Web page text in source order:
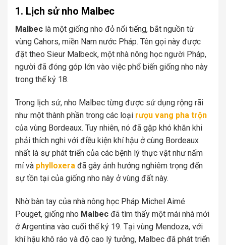
1. Lịch sử nho Malbec
Malbec là một giống nho đỏ nổi tiếng, bắt nguồn từ
vùng Cahors, miền Nam nước Pháp. Tên gọi này được
đặt theo Sieur Malbeck, một nhà nông học người Pháp,
người đã đóng góp lớn vào việc phổ biến giống nho này
trong thế kỷ 18.
Trong lịch sử, nho Malbec từng được sử dụng rộng rãi
như một thành phần trong các loại rượu vang pha trộn
của vùng Bordeaux. Tuy nhiên, nó đã gặp khó khăn khi
phải thích nghi với điều kiện khí hậu ở cùng Bordeaux
nhất là sự phát triển của các bệnh lý thực vật như nấm
mí và phylloxera đã gây ảnh hưởng nghiêm trọng đến
sự tồn tại của giống nho này ở vùng đất này.
Nhờ bàn tay của nhà nông học Pháp Michel Aimé
Pouget, giống nho Malbec đã tìm thấy một mái nhà mới
ở Argentina vào cuối thế kỷ 19. Tại vùng Mendoza, với
khí hậu khô ráo và độ cao lý tưởng, Malbec đã phát triển